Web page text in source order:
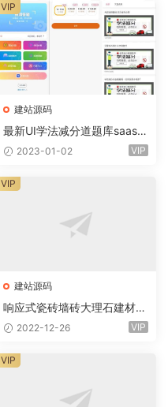
建站源码
最新UI学法减分道题库saas系
统商业专业版小程序+前端
2023-01-02 VIP
VIP
建站源码
响应式瓷砖墙砖大理石建材类
网站eyoucms易优模板(pc+
2022-12-26 VIP
VIP
VIP